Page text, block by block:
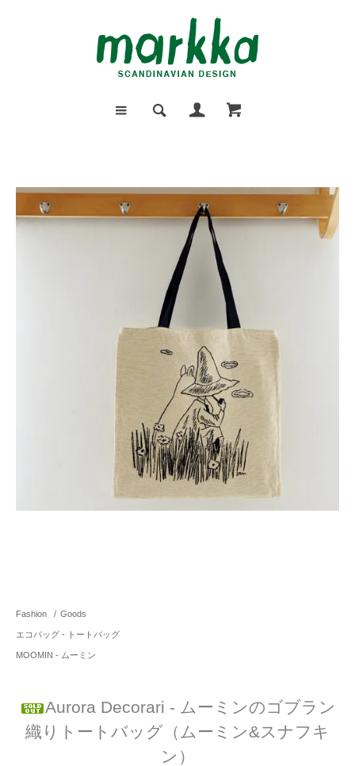
Fashion / Goods
エコバッグ - トートバッグ
MOOMIN - ムーミン
Aurora Decorari - ムーミンのゴブラン
織りトートバッグ（ムーミン&スナフキ
ン）